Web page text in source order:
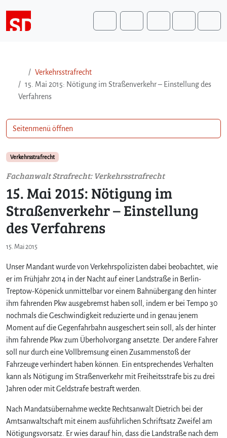
Search
Verkehrsstrafrecht
15. Mai 2015: Nötigung im Straßenverkehr – Einstellung des
Verfahrens
Verkehrsstrafrecht
Fachanwalt Strafrecht: Verkehrsstrafrecht
15. Mai 2015: Nötigung im
Straßenverkehr – Einstellung
des Verfahrens
15. Mai 2015
Unser Mandant wurde von Verkehrspolizisten dabei beobachtet, wie
er im Frühjahr 2014 in der Nacht auf einer Landstraße in Berlin-
Treptow-Köpenick unmittelbar vor einem Bahnübergang den hinter
ihm fahrenden Pkw ausgebremst haben soll, indem er bei Tempo 30
nochmals die Geschwindigkeit reduzierte und in genau jenem
Moment auf die Gegenfahrbahn ausgeschert sein soll, als der hinter
ihm fahrende Pkw zum Überholvorgang ansetzte. Der andere Fahrer
soll nur durch eine Vollbremsung einen Zusammenstoß der
Fahrzeuge verhindert haben können. Ein entsprechendes Verhalten
kann als Nötigung im Straßenverkehr mit Freiheitsstrafe bis zu drei
Jahren oder mit Geldstrafe bestraft werden.
Nach Mandatsübernahme weckte Rechtsanwalt Dietrich bei der
Amtsanwaltschaft mit einem ausführlichen Schriftsatz Zweifel am
Nötigungsvorsatz. Er wies darauf hin, dass die Landstraße nach dem
Seitenmenü öffnen